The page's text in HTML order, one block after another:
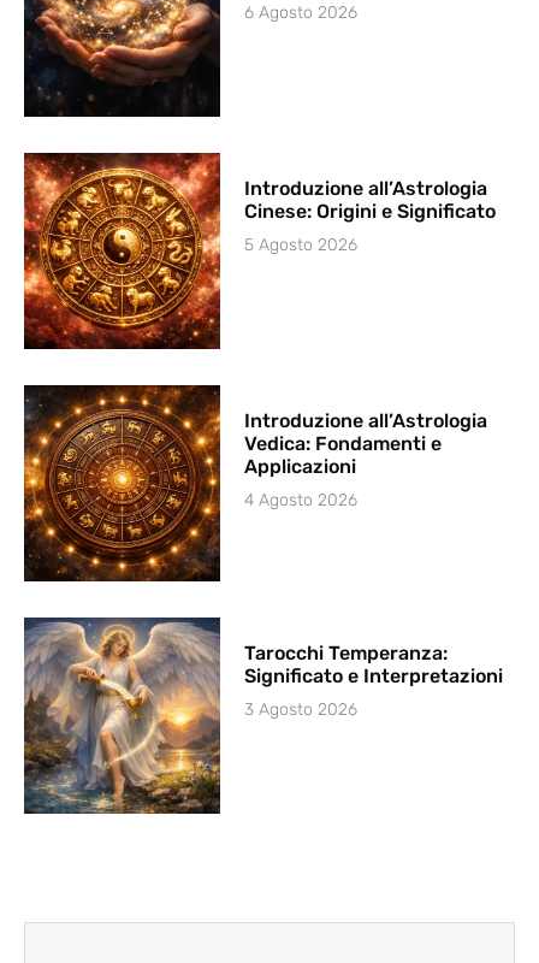
6 Agosto 2026
Introduzione all’Astrologia
Cinese: Origini e Significato
5 Agosto 2026
Introduzione all’Astrologia
Vedica: Fondamenti e
Applicazioni
4 Agosto 2026
Tarocchi Temperanza:
Significato e Interpretazioni
3 Agosto 2026